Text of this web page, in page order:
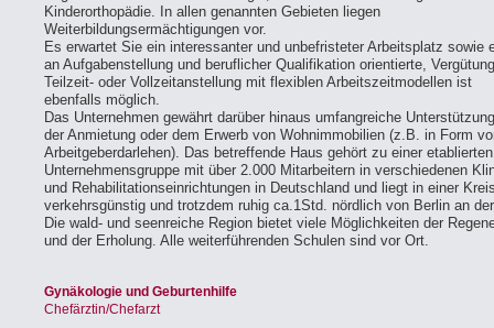
Kinderorthopädie. In allen genannten Gebieten liegen
Weiterbildungsermächtigungen vor.
Es erwartet Sie ein interessanter und unbefristeter Arbeitsplatz sowie
an Aufgabenstellung und beruflicher Qualifikation orientierte,
Teilzeit- oder Vollzeitanstellung mit flexiblen Arbeitszeitmodellen ist
ebenfalls möglich.
Das Unternehmen gewährt darüber hinaus umfangreiche
der Anmietung oder dem Erwerb von Wohnimmobilien (z.B. in Form
Arbeitgeberdarlehen). Das betreffende Haus gehört zu einer etablierten
Unternehmensgruppe mit über 2.000 Mitarbeitern in verschiedenen
und Rehabilitationseinrichtungen in Deutschland und liegt in einer
verkehrsgünstig und trotzdem ruhig ca.1Std. nördlich von Berlin an
Die wald- und seenreiche Region bietet viele Möglichkeiten der
und der Erholung. Alle weiterführenden Schulen sind vor Ort.
Gynäkologie und Geburtenhilfe
Chefärztin/Chefarzt